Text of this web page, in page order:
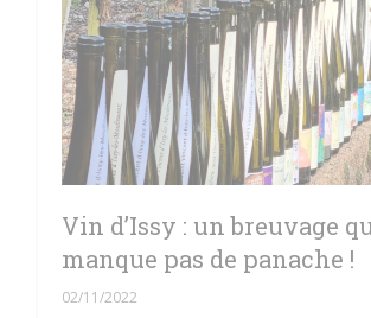
Vin d’Issy : un breuvage
manque pas de panache !
02/11/2022